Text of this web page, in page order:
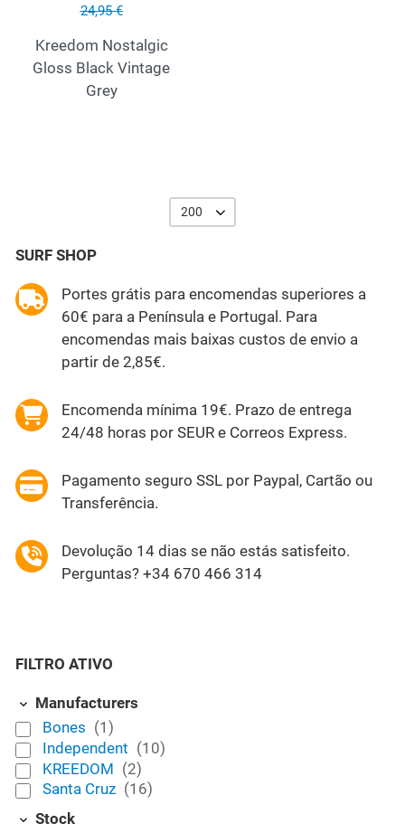
24,95 €
Kreedom Nostalgic
Gloss Black Vintage
Grey
200
SURF SHOP
Portes grátis para encomendas superiores a
60€ para a Península e Portugal. Para
encomendas mais baixas custos de envio a
partir de 2,85€.
Encomenda mínima 19€. Prazo de entrega
24/48 horas por SEUR e Correos Express.
Pagamento seguro SSL por Paypal, Cartão ou
Transferência.
Devolução 14 dias se não estás satisfeito.
Perguntas? +34 670 466 314
FILTRO ATIVO
Manufacturers
Bones (1)
Independent (10)
KREEDOM (2)
Santa Cruz (16)
Stock